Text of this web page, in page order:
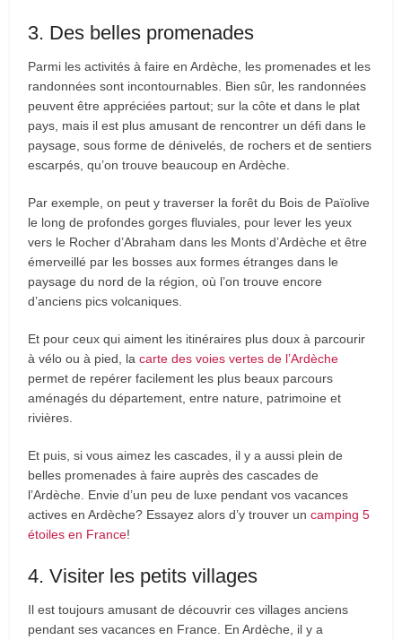
3. Des belles promenades
Parmi les activités à faire en Ardèche, les promenades et les
randonnées sont incontournables. Bien sûr, les randonnées
peuvent être appréciées partout; sur la côte et dans le plat
pays, mais il est plus amusant de rencontrer un défi dans le
paysage, sous forme de dénivelés, de rochers et de sentiers
escarpés, qu’on trouve beaucoup en Ardèche.
Par exemple, on peut y traverser la forêt du Bois de Païolive
le long de profondes gorges fluviales, pour lever les yeux
vers le Rocher d’Abraham dans les Monts d’Ardèche et être
émerveillé par les bosses aux formes étranges dans le
paysage du nord de la région, où l’on trouve encore
d’anciens pics volcaniques.
Et pour ceux qui aiment les itinéraires plus doux à parcourir
à vélo ou à pied, lacarte des voies vertes de l’Ardèche
permet de repérer facilement les plus beaux parcours
aménagés du département, entre nature, patrimoine et
rivières.
Et puis, si vous aimez les cascades, il y a aussi plein de
belles promenades à faire auprès des cascades de
l’Ardèche. Envie d’un peu de luxe pendant vos vacances
actives en Ardèche? Essayez alors d’y trouver uncamping 5
étoiles en France!
4. Visiter les petits villages
Il est toujours amusant de découvrir ces villages anciens
pendant ses vacances en France. En Ardèche, il y a